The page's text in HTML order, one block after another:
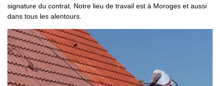
signature du contrat. Notre lieu de travail est à Moroges et aussi
dans tous les alentours.